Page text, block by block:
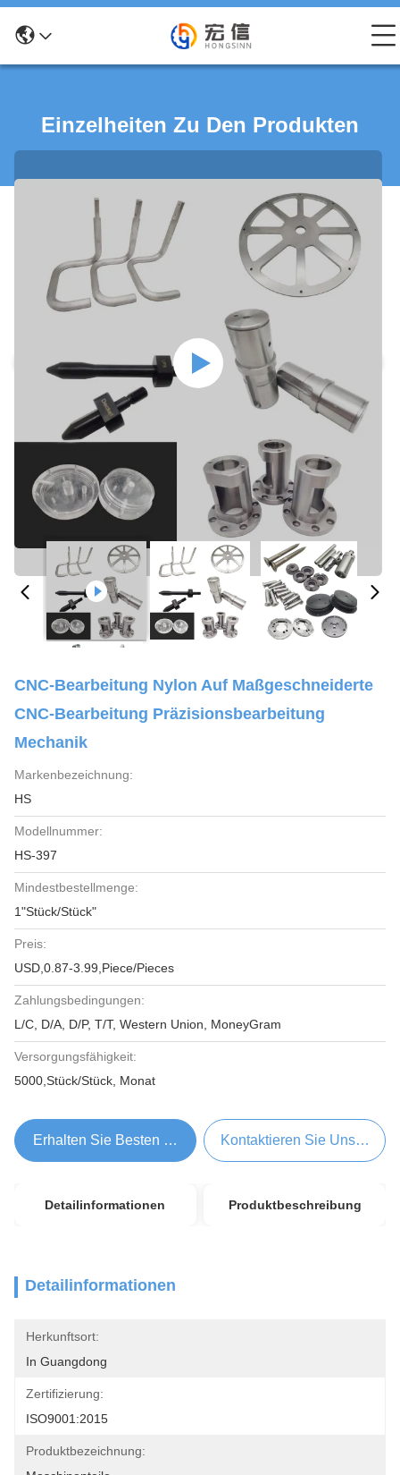
Einzelheiten Zu Den Produkten
CNC-Bearbeitung Nylon Auf Maßgeschneiderte
CNC-Bearbeitung Präzisionsbearbeitung
Mechanik
Markenbezeichnung:
HS
Modellnummer:
HS-397
Mindestbestellmenge:
1"Stück/Stück"
Preis:
USD,0.87-3.99,Piece/Pieces
Zahlungsbedingungen:
L/C, D/A, D/P, T/T, Western Union, MoneyGram
Versorgungsfähigkeit:
5000,Stück/Stück, Monat
Erhalten Sie Besten Preis Kontaktieren Sie Uns Jetzt
Detailinformationen Produktbeschreibung
Detailinformationen
Herkunftsort:
In Guangdong
Zertifizierung:
ISO9001:2015
Produktbezeichnung: